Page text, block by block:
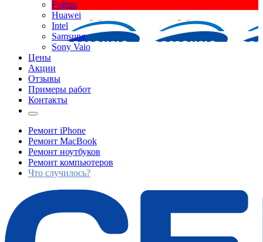
Fujitsu
Huawei
Intel
Samsung
Sony Vaio
Цены
Акции
Отзывы
Примеры работ
Контакты
Ремонт iPhone
Ремонт MacBook
Ремонт ноутбуков
Ремонт компьютеров
Что случилось?